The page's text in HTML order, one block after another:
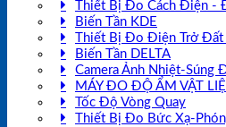
Thiết Bị Đo Cách Điện -
Biến Tần KDE
Thiết Bị Đo Điện Trở
Biến Tần DELTA
Camera Ảnh Nhiệt-Súng
MÁY ĐO ĐỘ ẨM VẬT
Tốc Độ Vòng Quay
Thiết Bị Đo Bức Xạ-